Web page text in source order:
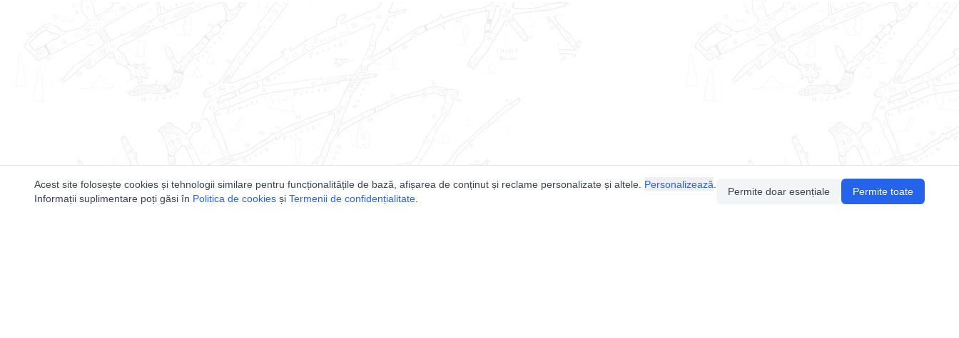
Acest site folosește cookies și tehnologii similare pentru funcționalitățile de bază, afișarea de conținut și reclame personalizate și altele. Personalizează
Informații suplimentare poți găsi în Politica de cookies și Termenii de confidențialitate
Permite doar esențiale Permite toate